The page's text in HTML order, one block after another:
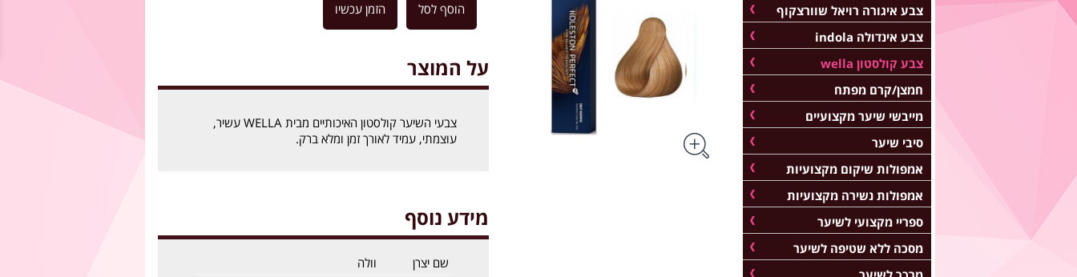
הוסף לסל הזמן עכשיו
על המוצר
צבעי השיער קולסטון האיכותיים מבית WELLA עשיר,
עוצמתי, עמיד לאורך זמן ומלא ברק.
מידע נוסף
שם יצרן וולה
צבע איגורה רויאל שוורצקוף
צבע אינדולה indola
צבע קולסטון wella
חמצן/קרם מפתח
מייבשי שיער מקצועיים
סיבי שיער
אמפולות שיקום מקצועיות
אמפולות נשירה מקצועיות
ספריי מקצועי לשיער
מסכה ללא שטיפה לשיער